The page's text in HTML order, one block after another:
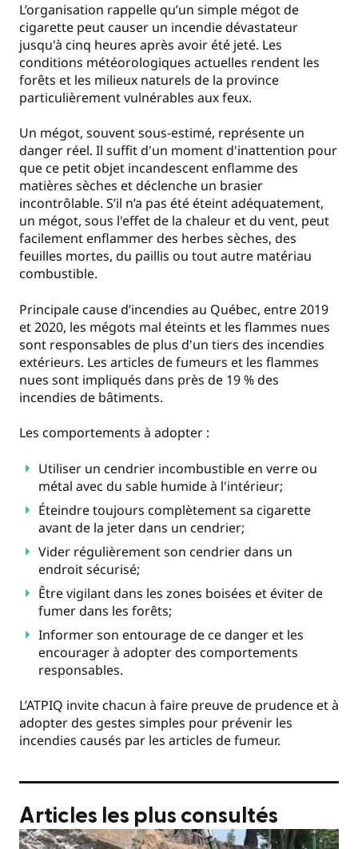
L’organisation rappelle qu’un simple mégot de
cigarette peut causer un incendie dévastateur
jusqu'à cinq heures après avoir été jeté. Les
conditions météorologiques actuelles rendent les
forêts et les milieux naturels de la province
particulièrement vulnérables aux feux.
Un mégot, souvent sous-estimé, représente un
danger réel. Il suffit d'un moment d'inattention pour
que ce petit objet incandescent enflamme des
matières sèches et déclenche un brasier
incontrôlable. S’il n’a pas été éteint adéquatement,
un mégot, sous l'effet de la chaleur et du vent, peut
facilement enflammer des herbes sèches, des
feuilles mortes, du paillis ou tout autre matériau
combustible.
Principale cause d’incendies au Québec, entre 2019
et 2020, les mégots mal éteints et les flammes nues
sont responsables de plus d'un tiers des incendies
extérieurs. Les articles de fumeurs et les flammes
nues sont impliqués dans près de 19 % des
incendies de bâtiments.
Les comportements à adopter :
Utiliser un cendrier incombustible en verre ou
métal avec du sable humide à l'intérieur;
Éteindre toujours complètement sa cigarette
avant de la jeter dans un cendrier;
Vider régulièrement son cendrier dans un
endroit sécurisé;
Être vigilant dans les zones boisées et éviter de
fumer dans les forêts;
Informer son entourage de ce danger et les
encourager à adopter des comportements
responsables.
L’ATPIQ invite chacun à faire preuve de prudence et à
adopter des gestes simples pour prévenir les
incendies causés par les articles de fumeur.
Articles les plus consultés